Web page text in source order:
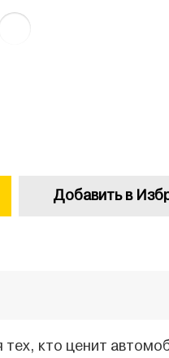
Добавить в
кто ценит